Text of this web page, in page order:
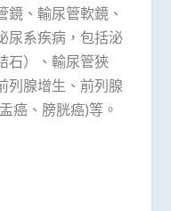
、輸尿管軟鏡、
尿系疾病，包括泌
石）、輸尿管狹
列腺增生、前列腺
癌、膀胱癌)等。